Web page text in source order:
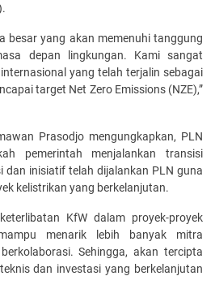
besar yang akan memenuhi tanggung
depan lingkungan. Kami sangat
yang telah terjalin sebagai
target Net Zero Emissions (NZE),”
Prasodjo mengungkapkan, PLN
pemerintah menjalankan transisi
dan inisiatif telah dijalankan PLN guna
kelistrikan yang berkelanjutan.
KfW dalam proyek-proyek
menarik lebih banyak mitra
Sehingga, akan tercipta
dan investasi yang berkelanjutan